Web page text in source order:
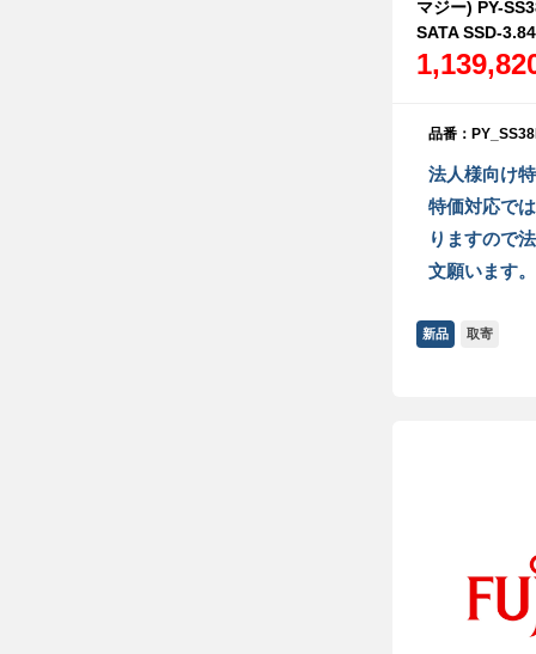
マジー) PY-
SATA SSD-
品番：
法人様向け
特価対応で
りますので
文願います。
新品 取寄